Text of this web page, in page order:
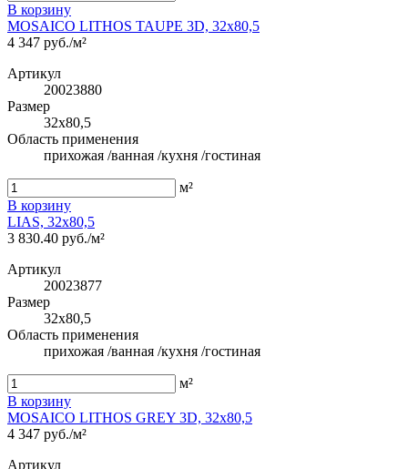
В корзину
MOSAICO LITHOS TAUPE 3D, 32x80,5
4 347 руб./м²
Артикул
20023880
Размер
32x80,5
Область применения
прихожая /ванная /кухня /гостиная
м²
В корзину
LIAS, 32x80,5
3 830.40 руб./м²
Артикул
20023877
Размер
32x80,5
Область применения
прихожая /ванная /кухня /гостиная
м²
В корзину
MOSAICO LITHOS GREY 3D, 32x80,5
4 347 руб./м²
Артикул